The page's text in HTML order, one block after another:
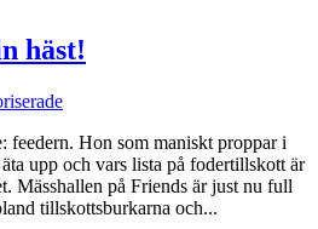
häst!
feedern. Hon som maniskt proppar i
upp och vars lista på fodertillskott är
Mässhallen på Friends är just nu full
tillskottsburkarna och...